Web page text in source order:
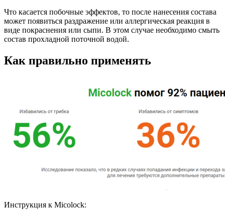
Что касается побочные эффектов, то после нанесения состава
может появиться раздражение или аллергическая реакция в
виде покраснения или сыпи. В этом случае необходимо смыть
состав прохладной поточной водой.
Как правильно применять
Инструкция к Micolock: